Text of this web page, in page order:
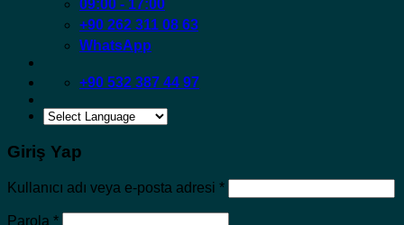
09:00 - 17:00
+90 262 311 08 63
WhatsApp
+90 532 387 44 97
Giriş Yap
Kullanıcı adı veya e-posta adresi *Gerekli
Parola *Gerekli